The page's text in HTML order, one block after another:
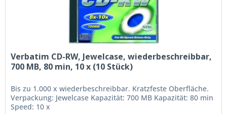
Verbatim CD-RW, Jewelcase, wiederbeschreibbar,
700 MB, 80 min, 10 x (10 Stück)
Bis zu 1.000 x wiederbeschreibbar. Kratzfeste Oberfläche.
Verpackung: Jewelcase Kapazität: 700 MB Kapazität: 80 min
Speed: 10 x